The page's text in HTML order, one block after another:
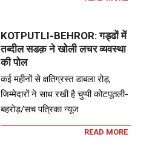
KOTPUTLI-BEHROR: गड्ढों में
तब्दील सडक़ ने खोली लचर व्यवस्था
की पोल
कई महीनों से क्षतिग्रस्त डाबला रोड़,
जिम्मेदारों ने साध रखी है चुप्पी कोटपूतली-
बहरोड़/सच पत्रिका न्यूज
READ MORE